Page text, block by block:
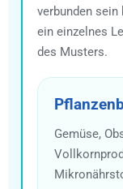
verbunden
ein einzelnes
des Musters.
Gemüse,